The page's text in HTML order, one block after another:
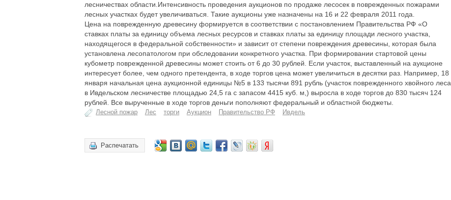
лесничествах области.Интенсивность проведения аукционов по продаже лесосек в поврежденных пожарами
лесных участках будет увеличиваться. Такие аукционы уже назначены на 16 и 22 февраля 2011 года.
Цена на поврежденную древесину формируется в соответствии с постановлением Правительства РФ «О
ставках платы за единицу объема лесных ресурсов и ставках платы за единицу площади лесного участка,
находящегося в федеральной собственности» и зависит от степени повреждения древесины, которая была
установлена лесопатологом при обследовании конкретного участка. При формировании стартовой цены
кубометр поврежденной древесины может стоить от 6 до 30 рублей. Если участок, выставленный на аукционе
интересует более, чем одного претендента, в ходе торгов цена может увеличиться в десятки раз. Например, 18
января начальная цена аукционной единицы №5 в 133 тысячи 891 рубль (участок поврежденного хвойного леса
в Ивдельском лесничестве площадью 24,5 га с запасом 4415 куб. м,) выросла в ходе торгов до 830 тысяч 124
рублей. Все вырученные в ходе торгов деньги пополняют федеральный и областной бюджеты.
Лесной пожар Лес торги Аукцион Правительство РФ Ивдель
Распечатать